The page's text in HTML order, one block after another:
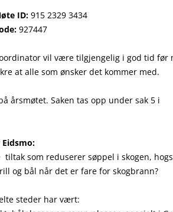
ID: 915 2329 3434
927447
vil være tilgjengelig i god tid før
at alle som ønsker det kommer med.
årsmøtet. Saken tas opp under sak 5 i
tiltak som reduserer søppel i skogen,
og bål når det er fare for skogbrann?
steder har vært: